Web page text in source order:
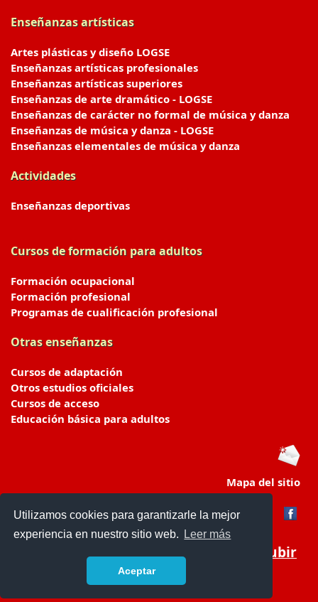
Utilizamos cookies para garantizarle la mejor
experiencia en nuestro sitio web.
Leer más
Aceptar
Enseñanzas artísticas
Artes plásticas y diseño LOGSE
Enseñanzas artísticas profesionales
Enseñanzas artísticas superiores
Enseñanzas de arte dramático - LOGSE
Enseñanzas de carácter no formal de música y danza
Enseñanzas de música y danza - LOGSE
Enseñanzas elementales de música y danza
Actividades
Enseñanzas deportivas
Cursos de formación para adultos
Formación ocupacional
Formación profesional
Programas de cualificación profesional
Otras enseñanzas
Cursos de adaptación
Otros estudios oficiales
Cursos de acceso
Educación básica para adultos
Mapa del sitio
Subir